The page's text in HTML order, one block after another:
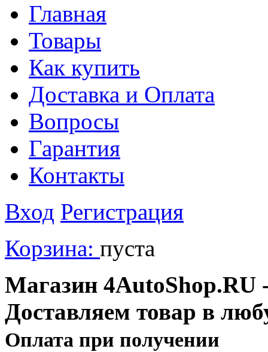
Главная
Товары
Как купить
Доставка и Оплата
Вопросы
Гарантия
Контакты
Вход Регистрация
Корзина: пуста
Магазин 4AutoShop.RU
Доставляем товар в
Оплата при получении